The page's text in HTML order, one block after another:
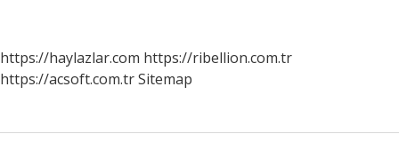
https://haylazlar.com https://ribellion.com.tr
https://acsoft.com.trSitemap